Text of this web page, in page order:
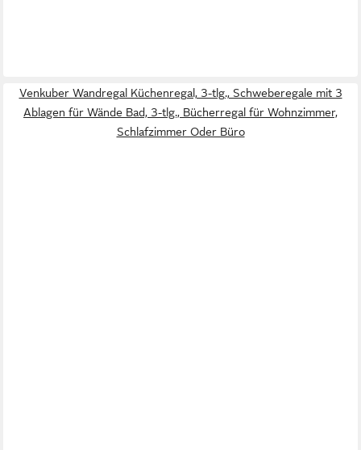
Venkuber Wandregal Küchenregal, 3-tlg., Schweberegale mit 3
Ablagen für Wände Bad, 3-tlg., Bücherregal für Wohnzimmer,
Schlafzimmer Oder Büro